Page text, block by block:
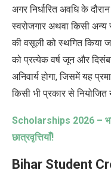
अगर निर्धारित अवधि के
स्वरोजगार अथवा किसी अन्य
की वसूली को स्थगित किया
को प्रत्येक वर्ष जून और
अनिवार्य होगा,जिसमें यह
किसी भी प्रकार से नियोजित
Scholarships 2026 –
छात्रवृत्तियाँ!
Bihar Student